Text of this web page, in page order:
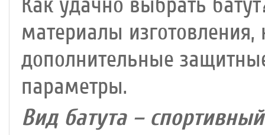
материалы
дополнительные
параметры.
Вид батута –